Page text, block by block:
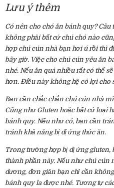
Lưu ý thêm
Có nên cho chó ăn bánh quy?
không phải bất cứ chú chó nào
hợp chú cún nhà bạn hơi ú rồi thì
bây giờ. Việc cho chú cún yêu ăn
nhé. Nếu ăn quá nhiều rất có thể
hơn. Điều này không hệ có lợi cho
Bạn cần chắc chắn chú cún nhà
Cũng như Gluten hoặc bất cứ loại
bánh quy. Nếu như có, bạn cần
tránh khả năng bị dị ứng thức ăn.
Trong trường hợp bị dị ứng
thành phần này. Nếu như chú cún
dương, đơn giản bạn chỉ cần
bánh quy la được nhé. Tương tự